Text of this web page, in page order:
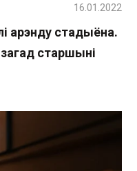
арэнду стадыёна.
старшыні
16.01.2022